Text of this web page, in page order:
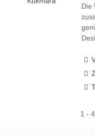
Die
1 -